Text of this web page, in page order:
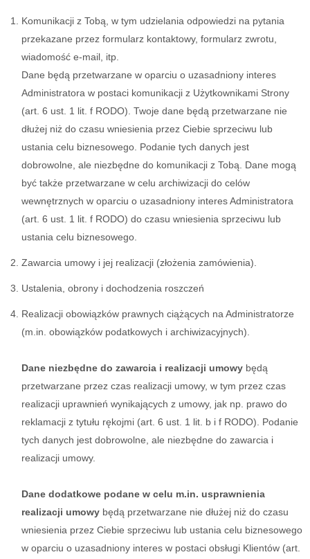
Komunikacji z Tobą, w tym udzielania odpowiedzi na pytania
przekazane przez formularz kontaktowy, formularz zwrotu,
wiadomość e-mail, itp.
Dane będą przetwarzane w oparciu o uzasadniony interes
Administratora w postaci komunikacji z Użytkownikami Strony
(art. 6 ust. 1 lit. f RODO). Twoje dane będą przetwarzane nie
dłużej niż do czasu wniesienia przez Ciebie sprzeciwu lub
ustania celu biznesowego. Podanie tych danych jest
dobrowolne, ale niezbędne do komunikacji z Tobą. Dane mogą
być także przetwarzane w celu archiwizacji do celów
wewnętrznych w oparciu o uzasadniony interes Administratora
(art. 6 ust. 1 lit. f RODO) do czasu wniesienia sprzeciwu lub
ustania celu biznesowego.
Zawarcia umowy i jej realizacji (złożenia zamówienia).
Ustalenia, obrony i dochodzenia roszczeń
Realizacji obowiązków prawnych ciążących na Administratorze
(m.in. obowiązków podatkowych i archiwizacyjnych).
Dane niezbędne do zawarcia i realizacji umowy będą
przetwarzane przez czas realizacji umowy, w tym przez czas
realizacji uprawnień wynikających z umowy, jak np. prawo do
reklamacji z tytułu rękojmi (art. 6 ust. 1 lit. b i f RODO). Podanie
tych danych jest dobrowolne, ale niezbędne do zawarcia i
realizacji umowy.
Dane dodatkowe podane w celu m.in. usprawnienia
realizacji umowy będą przetwarzane nie dłużej niż do czasu
wniesienia przez Ciebie sprzeciwu lub ustania celu biznesowego
w oparciu o uzasadniony interes w postaci obsługi Klientów (art.